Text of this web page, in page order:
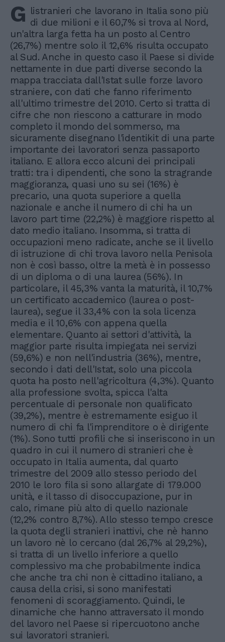
G listranieri che lavorano in Italia sono più
di due milioni e il 60,7% si trova al Nord,
un'altra larga fetta ha un posto al Centro
(26,7%) mentre solo il 12,6% risulta occupato
al Sud. Anche in questo caso il Paese si divide
nettamente in due parti diverse secondo la
mappa tracciata dall'Istat sulle forze lavoro
straniere, con dati che fanno riferimento
all'ultimo trimestre del 2010. Certo si tratta di
cifre che non riescono a catturare in modo
completo il mondo del sommerso, ma
sicuramente disegnano l'identikit di una parte
importante dei lavoratori senza passaporto
italiano. E allora ecco alcuni dei principali
tratti: tra i dipendenti, che sono la stragrande
maggioranza, quasi uno su sei (16%) è
precario, una quota superiore a quella
nazionale e anche il numero di chi ha un
lavoro part time (22,2%) è maggiore rispetto al
dato medio italiano. Insomma, si tratta di
occupazioni meno radicate, anche se il livello
di istruzione di chi trova lavoro nella Penisola
non è così basso, oltre la metà è in possesso
di un diploma o di una laurea (56%). In
particolare, il 45,3% vanta la maturità, il 10,7%
un certificato accademico (laurea o post-
laurea), segue il 33,4% con la sola licenza
media e il 10,6% con appena quella
elementare. Quanto ai settori d'attività, la
maggior parte risulta impiegata nei servizi
(59,6%) e non nell'industria (36%), mentre,
secondo i dati dell'Istat, solo una piccola
quota ha posto nell'agricoltura (4,3%). Quanto
alla professione svolta, spicca l'alta
percentuale di personale non qualificato
(39,2%), mentre è estremamente esiguo il
numero di chi fa l'imprenditore o è dirigente
(1%). Sono tutti profili che si inseriscono in un
quadro in cui il numero di stranieri che è
occupato in Italia aumenta, dal quarto
trimestre del 2009 allo stesso periodo del
2010 le loro fila si sono allargate di 179.000
unità, e il tasso di disoccupazione, pur in
calo, rimane più alto di quello nazionale
(12,2% contro 8,7%). Allo stesso tempo cresce
la quota degli stranieri inattivi, che nè hanno
un lavoro nè lo cercano (dal 26,7% al 29,2%),
si tratta di un livello inferiore a quello
complessivo ma che probabilmente indica
che anche tra chi non è cittadino italiano, a
causa della crisi, si sono manifestati
fenomeni di scoraggiamento. Quindi, le
dinamiche che hanno attraversato il mondo
del lavoro nel Paese si ripercuotono anche
sui lavoratori stranieri.